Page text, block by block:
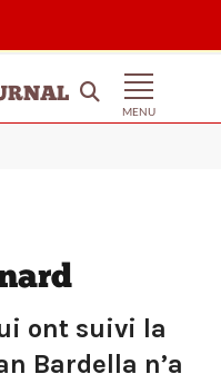
MENU
ont suivi la
Bardella n’a